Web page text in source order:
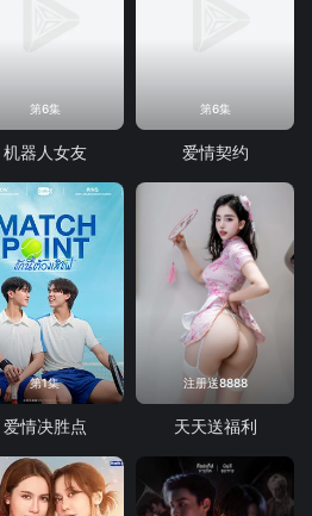
第6集
机器人女友
第6集
爱情契约
第1集
爱情决胜点
注册送8888
天天送福利